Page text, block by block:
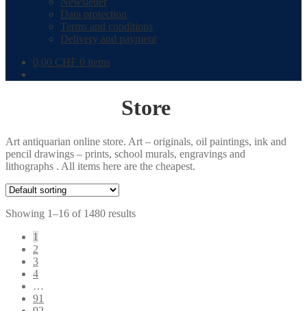
Data protection
Terms and conditions
Delivery and payment
0,00 CHF 0 items
Store
Art antiquarian online store. Art – originals, oil paintings, ink and
pencil drawings – prints, school murals, engravings and
lithographs . All items here are the cheapest.
Showing 1–16 of 1480 results
1
2
3
4
…
91